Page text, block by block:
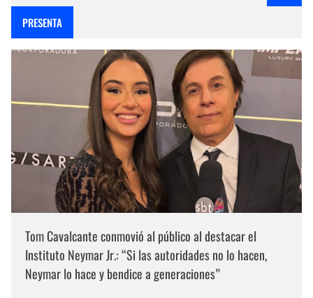
PRESENTA
Tom Cavalcante conmovió al público al destacar el
Instituto Neymar Jr.: “Si las autoridades no lo hacen,
Neymar lo hace y bendice a generaciones”